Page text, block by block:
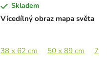
Vícedílný obraz mapa světa
Skladem
38 x 62 cm 50 x 89 cm 75